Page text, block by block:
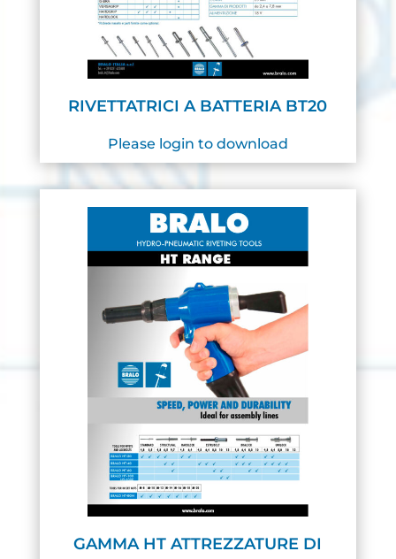
RIVETTATRICI A BATTERIA BT20
Please login to download
GAMMA HT ATTREZZATURE DI